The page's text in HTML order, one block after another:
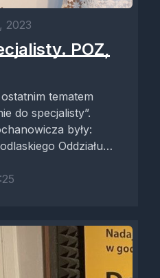
2023
POZ,
tematem
do specjalisty”.
były:
Oddziału